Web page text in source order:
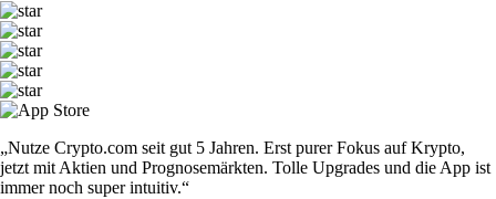
„Nutze Crypto.com seit gut 5 Jahren. Erst purer Fokus auf Krypto,
jetzt mit Aktien und Prognosemärkten. Tolle Upgrades und die App ist
immer noch super intuitiv.“